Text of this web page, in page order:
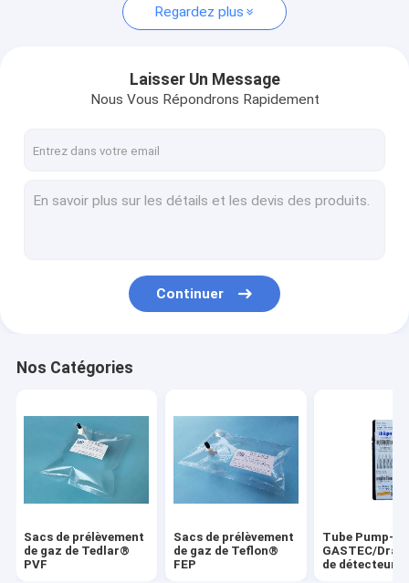
Sacs de prélèvement de gaz de Teflon® FEP
Sacs de prélèvement de gaz à plusieurs couches (nouveaux
Sacs de prélèvement de gaz de Kynar PVDF
Sacs de prélèvement de gaz de Fluode
Regardez plus
Laisser Un Message
Nous Vous Répondrons Rapidement
Continuer
Nos Catégories
Sacs de prélèvement
de gaz de Tedlar®
PVF
Sacs de prélèvement
de gaz de Teflon®
FEP
Tube Pump-
GASTEC/
de détecteur